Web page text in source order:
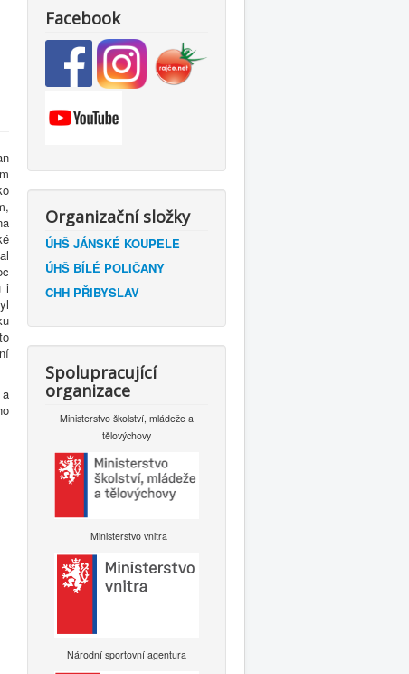
i
Facebook
Organizační složky
ÚHŠ JÁNSKÉ KOUPELE
ÚHŠ BÍLÉ POLIČANY
CHH PŘIBYSLAV
Spolupracující
organizace
Ministerstvo školství, mládeže a
tělovýchovy
Ministerstvo vnitra
Národní sportovní agentura